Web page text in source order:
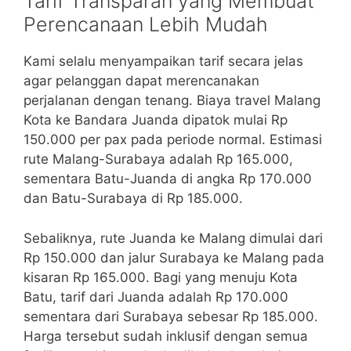
Perencanaan Lebih Mudah
Kami selalu menyampaikan tarif secara jelas
agar pelanggan dapat merencanakan
perjalanan dengan tenang. Biaya travel Malang
Kota ke Bandara Juanda dipatok mulai Rp
150.000 per pax pada periode normal. Estimasi
rute Malang-Surabaya adalah Rp 165.000,
sementara Batu-Juanda di angka Rp 170.000
dan Batu-Surabaya di Rp 185.000.
Sebaliknya, rute Juanda ke Malang dimulai dari
Rp 150.000 dan jalur Surabaya ke Malang pada
kisaran Rp 165.000. Bagi yang menuju Kota
Batu, tarif dari Juanda adalah Rp 170.000
sementara dari Surabaya sebesar Rp 185.000.
Harga tersebut sudah inklusif dengan semua